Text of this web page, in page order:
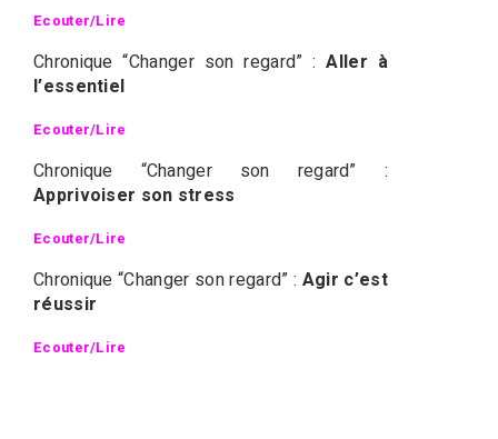
Ecouter/Lire
Chronique “Changer son regard” :Aller à
l’essentiel
Ecouter/Lire
Chronique “Changer son regard” :
Apprivoiser son stress
Ecouter/Lire
Chronique “Changer son regard” : Agir c’est
réussir
Ecouter/Lire